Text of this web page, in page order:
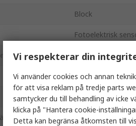
Block
Fotoelektrisk
Diffus
NPN/PNP,
Kabel med
30V dc
Vi respekterar din
Vi använder cookies och annan
för att visa reklam på tredje parts
samtycker du till behandling av icke
klicka på "Hantera cookie-
Detta kan begränsa åtkomsten till